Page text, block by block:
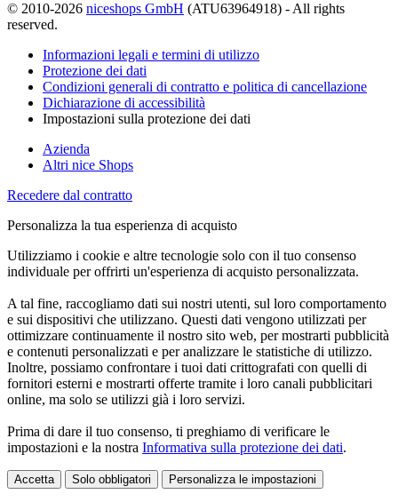
© 2010-2026 niceshops GmbH (ATU63964918) - All rights
reserved.
Informazioni legali e termini di utilizzo
Protezione dei dati
Condizioni generali di contratto e politica di cancellazione
Dichiarazione di accessibilità
Impostazioni sulla protezione dei dati
Azienda
Altri nice Shops
Recedere dal contratto
Personalizza la tua esperienza di acquisto
Utilizziamo i cookie e altre tecnologie solo con il tuo consenso
individuale per offrirti un'esperienza di acquisto personalizzata.
A tal fine, raccogliamo dati sui nostri utenti, sul loro comportamento
e sui dispositivi che utilizzano. Questi dati vengono utilizzati per
ottimizzare continuamente il nostro sito web, per mostrarti pubblicità
e contenuti personalizzati e per analizzare le statistiche di utilizzo.
Inoltre, possiamo confrontare i tuoi dati crittografati con quelli di
fornitori esterni e mostrarti offerte tramite i loro canali pubblicitari
online, ma solo se utilizzi già i loro servizi.
Prima di dare il tuo consenso, ti preghiamo di verificare le
impostazioni e la nostra Informativa sulla protezione dei dati.
Accetta Solo obbligatori Personalizza le impostazioni